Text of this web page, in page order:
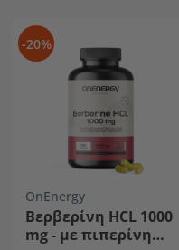
-20%
OnEnergy
Βερβερίνη HCL 1000
mg - με πιπερίνη